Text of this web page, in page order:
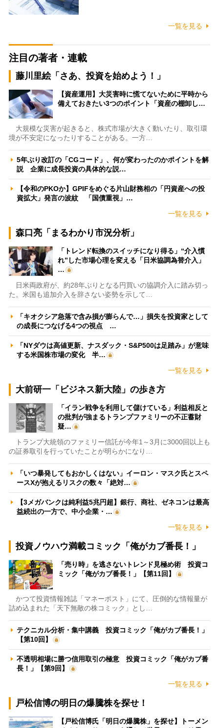
一覧を見る
注目の著者・連載
藤川里絵「さあ、投資を始めよう！」
【資産運用】大災害時に慌てないために平時から
備えておきたい3つのポイント「資産の棚卸し…
大規模な災害が起きると、株式市場が大きく動いたり、取引環
境が不安定になったりすることがある。一方…
5年ぶり改訂の「CGコード」、何が変わったのかポイントを解
説 企業に成長投資の具体的な説…
【令和のPKOか】GPIFをめぐる片山財務相の「円資産への投
資拡大」発言の波紋 「国債重視」…
一覧を見る
森口亮「まるわかり市況分析」
「トレンド転換のスイッチになり得る」“介入慣
れ”した市場心理を変える「日米協調為替介入」
…
日米両政府が、約28年ぶりとなる円買いの協調介入に踏み切っ
た。米国も追加介入を辞さない姿勢を示して…
「キオクシア急落で含み損が膨らんで…」損失を投資家として
の成長につなげる4つの視点 …
「NYダウは高値更新、ナスダック・S&P500は足踏み」が意味
する米国株市場の変化 半…
一覧を見る
大前研一「ビジネス新大陸」の歩き方
「イラン戦争を利用して儲けている」利益相反と
の批判が強まるトランプファミリーの不正蓄財
疑…
トランプ大統領のファミリー信託が今年1～3月に3000回以上も
の証券取引を行っていたことが明らかになり…
「いつ暴発してもおかしくはない」イーロン・マスク氏とスペ
ースXが抱えるリスクの数々「絶対…
【3メガバンクは純利益5兆円超】銀行、商社、ゼネコンは最高
益続出の一方で、中小企業・…
一覧を見る
投資ノウハウ満載コミック「俺がカブ番長！」
「売り時」を逃さないトレンド見極め術 投資コ
ミック「俺がカブ番長！」【第11回】
かつて投資情報雑誌「マネーポスト」にて、圧倒的な情報量が
詰め込まれた「天下無敵の株コミック」とし…
テクニカル分析・集中講義 投資コミック「俺がカブ番長！」
【第10回】
不透明相場に勝つ信用取引の極意 投資コミック「俺がカブ番
長！」【第9回】
一覧を見る
戸松信博の明日の爆騰株を探せ！
【戸松信博氏「明日の爆騰株」を探せ】トーメン